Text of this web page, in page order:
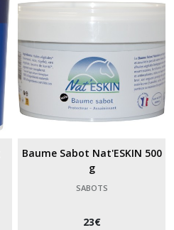
Baume Sabot Nat'ESKIN 500
g
SABOTS
23€